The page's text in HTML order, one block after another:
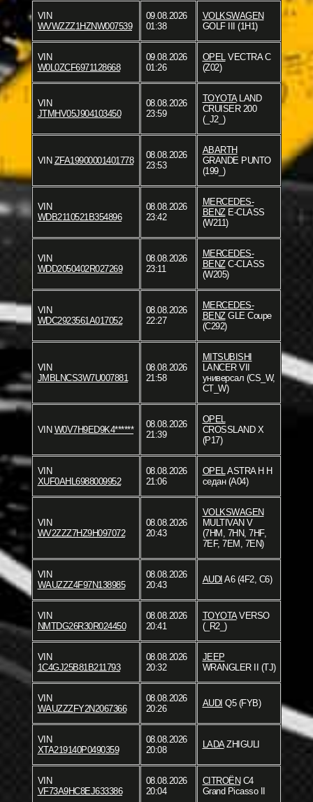
VIN
WVWZZZ1HZNW007539
09.08.2026
01:38
VOLKSWAGEN
GOLF III (1H1)
VIN
W0L0ZCF6971128668
09.08.2026
01:26
OPELVECTRA C
(Z02)
VIN
JTMHV05J904103450
08.08.2026
23:59
TOYOTALAND
CRUISER 200
(_J2_)
VIN ZFA19900001401778
08.08.2026
23:53
ABARTH
GRANDE PUNTO
(199_)
VIN
WDB2110521B354896
08.08.2026
23:42
MERCEDES-
BENZE-CLASS
(W211)
VIN
WDD2050402R027269
08.08.2026
23:11
MERCEDES-
BENZC-CLASS
(W205)
VIN
WDC2923561A017052
08.08.2026
22:27
MERCEDES-
BENZGLE Coupe
(C292)
VIN
JMBLNCS3W7U007881
08.08.2026
21:58
MITSUBISHI
LANCER VII
универсал (CS_W,
CT_W)
VIN W0V7H9ED9K4******
08.08.2026
21:39
OPEL
CROSSLAND X
(P17)
VIN
XUF0AHL6988009952
08.08.2026
21:06
OPELASTRA H H
седан (A04)
VIN
WV2ZZZ7HZ9H097072
08.08.2026
20:43
VOLKSWAGEN
MULTIVAN V
(7HM, 7HN, 7HF,
7EF, 7EM, 7EN)
VIN
WAUZZZ4F97N138985
08.08.2026
20:43
AUDI A6 (4F2, C6)
VIN
NMTDG26R30R024450
08.08.2026
20:41
TOYOTAVERSO
(_R2_)
VIN
1C4GJ25B81B211793
08.08.2026
20:32
JEEP
WRANGLER II (TJ)
VIN
WAUZZZFY2N2067366
08.08.2026
20:26
AUDI Q5 (FYB)
VIN
XTA219140P0490359
08.08.2026
20:08
LADAZHIGULI
VIN
VF73A9HC8EJ633386
08.08.2026
20:04
CITROËN C4
Grand Picasso II